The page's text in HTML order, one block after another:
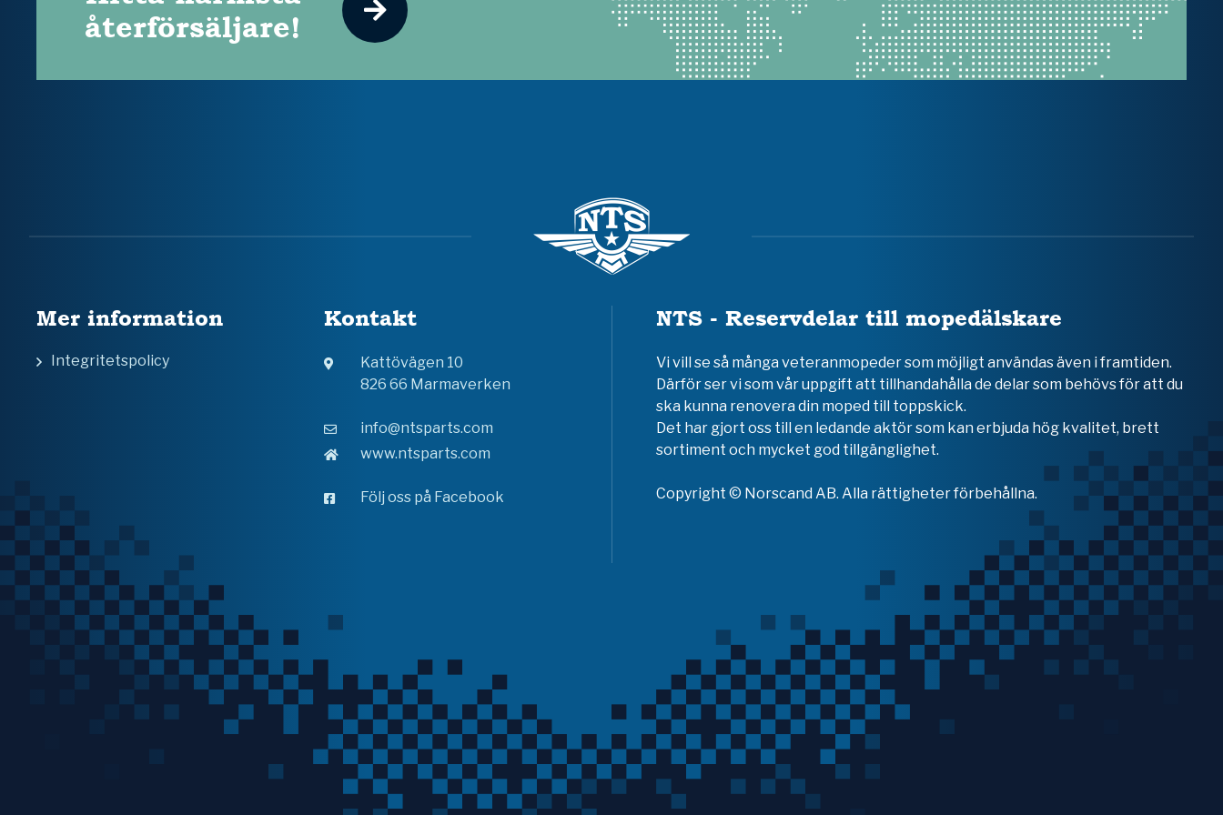
återförsäljare!
Mer information
Integritetspolicy
Kontakt
Kattövägen 10
826 66 Marmaverken
info@ntsparts.com
www.ntsparts.com
Följ oss på Facebook
NTS - Reservdelar till mopedälskare
Vi vill se så många veteranmopeder som möjligt användas även i framtiden.
Därför ser vi som vår uppgift att tillhandahålla de delar som behövs för att du
ska kunna renovera din moped till toppskick.
Det har gjort oss till en ledande aktör som kan erbjuda hög kvalitet, brett
sortiment och mycket god tillgänglighet.
Copyright © Norscand AB. Alla rättigheter förbehållna.